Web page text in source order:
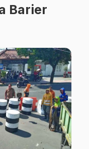
Barier